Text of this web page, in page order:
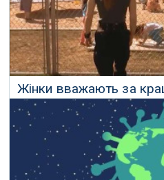
Жінки вважають за
через
03 Травня